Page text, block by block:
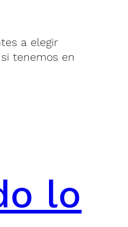
a elegir
tenemos en
lo